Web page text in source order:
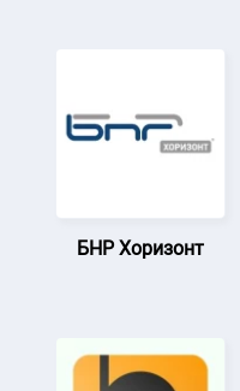
БНР Хоризонт